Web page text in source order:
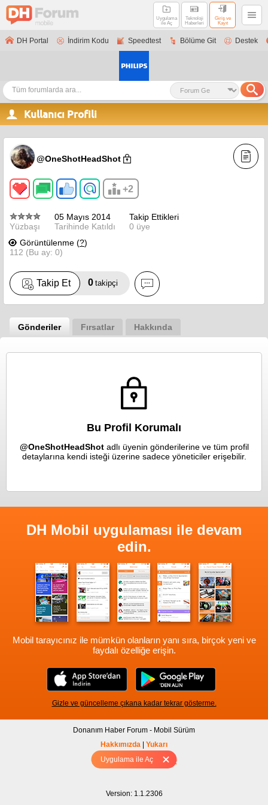
Uygulama
ile Aç
Uygulama ile Aç
Teknoloji
Haberleri
Giriş ve
Kayıt
DH Portal İndirim Kodu Speedtest Bölüme Git Destek
Kullanıcı Profili
@OneShotHeadShot
+2
Yüzbaşı
05 Mayıs 2014
Tarihinde Katıldı
Takip Ettikleri
0 üye
Görüntülenme (?)
112 (Bu ay: 0)
Takip Et 0 takipçi
Gönderiler Fırsatlar Hakkında
Bu Profil Korumalı
@OneShotHeadShotadlı üyenin gönderilerine ve tüm profil
detaylarına kendi isteği üzerine sadece yöneticiler erişebilir.
DH Mobil uygulaması ile devam
edin.
Mobil tarayıcınız ile mümkün olanların yanı sıra, birçok yeni ve
faydalı özelliğe erişin.
Gizle ve güncelleme çıkana kadar tekrar gösterme.
Donanım Haber Forum - Mobil Sürüm
Hakkımızda | Yukarı
Tam sürüm için Tıklayınız
Version: 1.1.2306